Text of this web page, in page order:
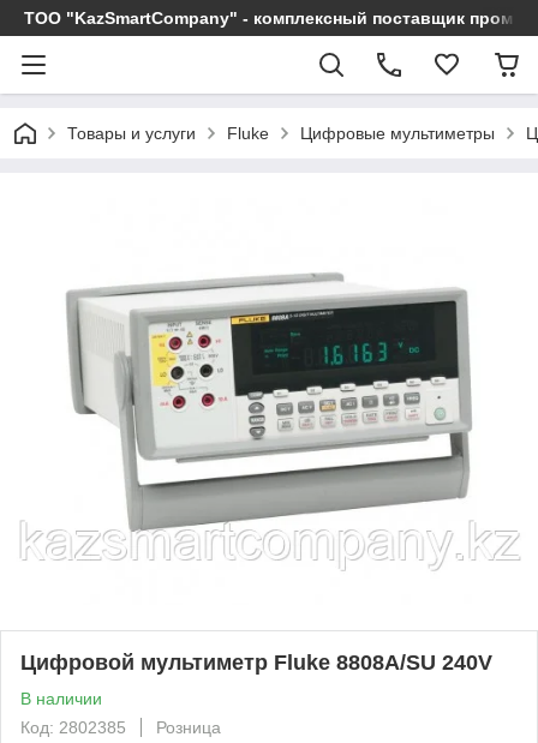
ТОО "KazSmartCompany" - комплексный поставщик
Товары и услуги Fluke Цифровые мультиметры
Цифровой мультиметр Fluke 8808A/SU 240V
В наличии
Код: 2802385
Розница